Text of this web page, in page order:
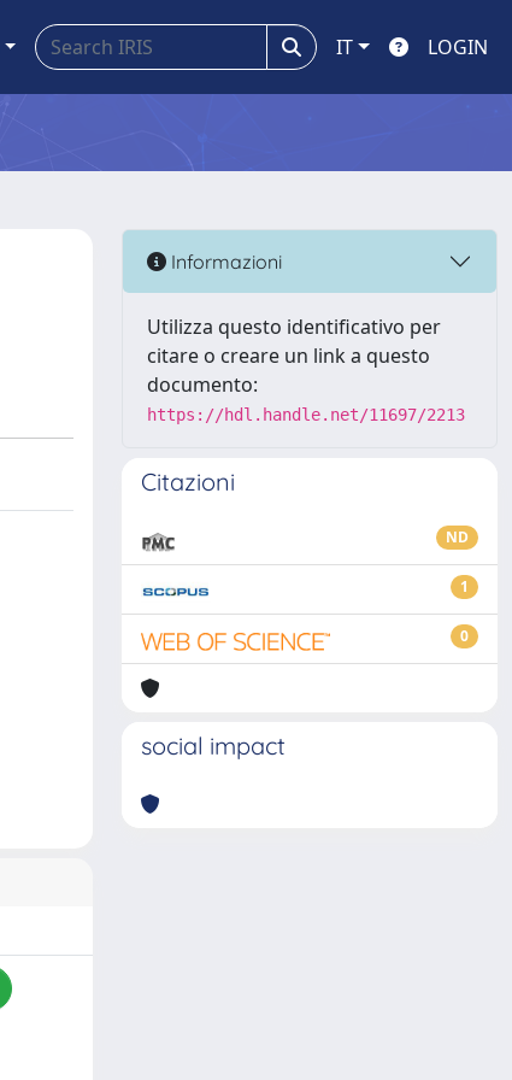
IT LOGIN
Informazioni
Utilizza questo identificativo per
citare o creare un link a questo
documento:
https://hdl.handle.net/11697/2213
Citazioni
ND
1
0
social impact